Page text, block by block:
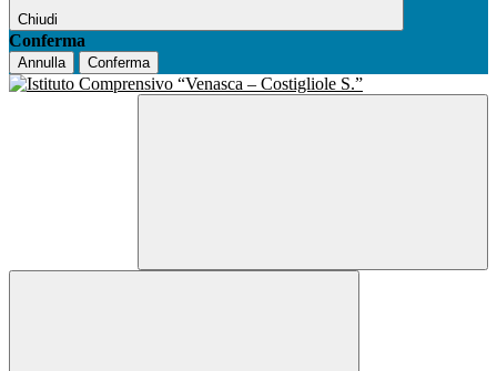
Chiudi
Conferma
Annulla Conferma